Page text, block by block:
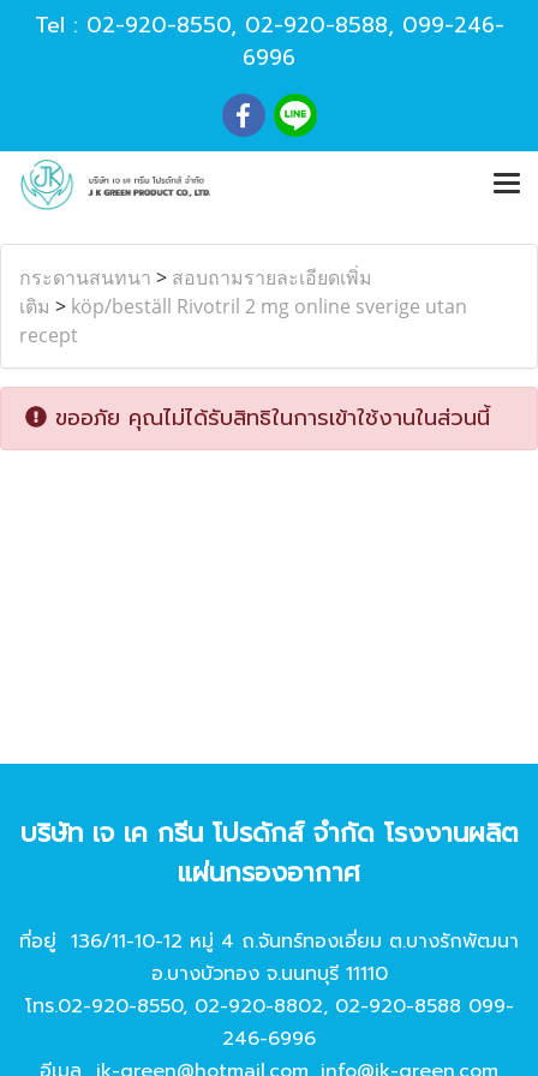
Tel : 02-920-8550, 02-920-8588, 099-246-
6996
กระดานสนทนา > สอบถามรายละเอียดเพิ่ม
เติม > köp/beställ Rivotril 2 mg online sverige utan
recept
ขออภัย คุณไม่ได้รับสิทธิในการเข้าใช้งานในส่วนนี้
บริษัท เจ เค กรีน โปรดักส์ จํากัด โรงงานผลิต
แผ่นกรองอากาศ
ที่อยู่ 136/11-10-12 หมู่ 4 ถ.จันทร์ทองเอี่ยม ต.บางรักพัฒนา
อ.บางบัวทอง จ.นนทบุรี 11110
โทร.02-920-8550, 02-920-8802, 02-920-8588 099-
246-6996